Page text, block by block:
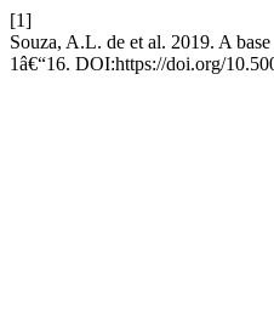
[1]
Souza, A.L. de et al. 2019. A
1â€“16. DOI:https://doi.org/